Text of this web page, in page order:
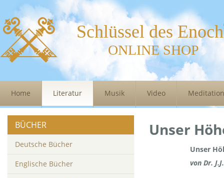
Schlüssel des Enoch
ONLINE SHOP
Home Literatur Musik Video Meditation
BÜCHER
Deutsche Bücher
Englische Bücher
Unser
Unser
von Dr.